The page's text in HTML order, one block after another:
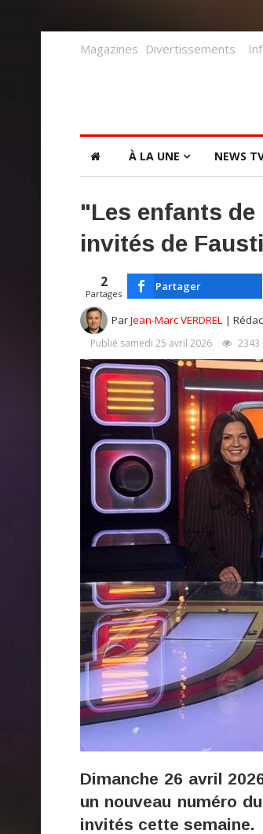
Magazines Divertissements
À LA UNE NEWS
"Les enfants de
invités de
2
Partages
Partager
ParJean-Marc VERDREL |
Publié samedi 25 avril 2026 2343
Dimanche 26 avril
un nouveau numéro
invités cette semaine.